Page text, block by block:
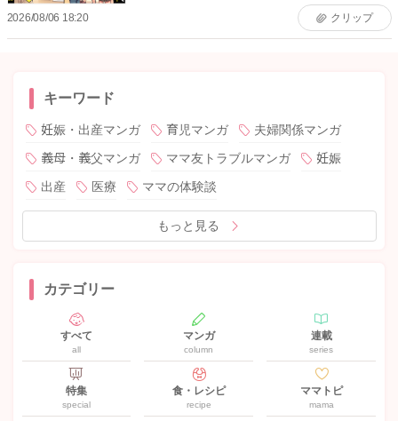
2026/08/06 18:20 クリップ
キーワード
妊娠・出産マンガ 育児マンガ
夫婦関係マンガ
義母・義父マンガ
ママ友トラブルマンガ
妊娠
出産
医療 ママの体験談
もっと見る
カテゴリー
すべて
all
マンガ
column
連載
series
特集
special
食・レシピ
recipe
ママトピ
mama